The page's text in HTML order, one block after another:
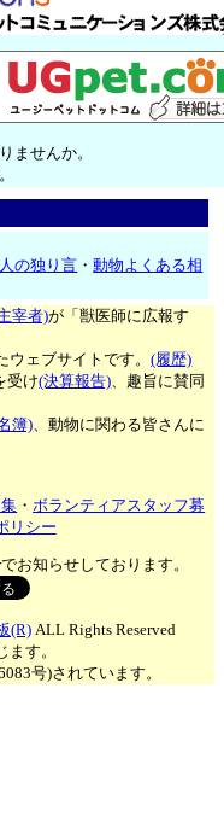
ませんか。
の独り言 ・動物よくある相
宰者)が「獣医師に広報す
ウェブサイトです。(履歴)
受け(決算報告)、趣旨に賛同
簿)、動物に関わる皆さんに
・ボランティアスタッフ募
リシー
お知らせしております。
(R)ALL Rights Reserved
す。
号)されています。